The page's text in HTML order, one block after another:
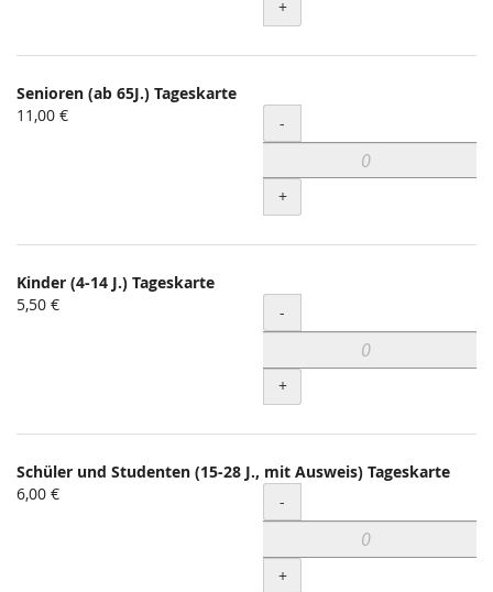
+
Senioren (ab 65J.) Tageskarte
11,00 €
Menge
-
+
Kinder (4-14 J.) Tageskarte
5,50 €
Menge
-
+
Schüler und Studenten (15-28 J., mit Ausweis) Tageskarte
6,00 €
Menge
-
+